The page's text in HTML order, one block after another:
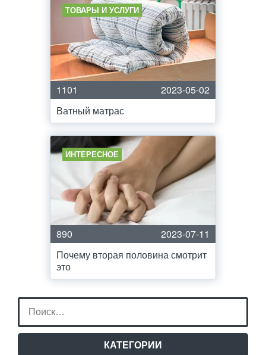
ТОВАРЫ И УСЛУГИ
1101
2023-05-02
Ватный матрас
ИНТЕРЕСНОЕ
890
2023-07-11
Почему вторая половина смотрит
это
КАТЕГОРИИ